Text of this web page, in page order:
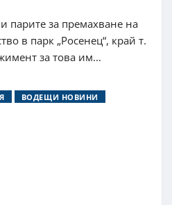
парите за премахване на
в парк „Росенец“, край т.
за това им...
ВОДЕЩИ НОВИНИ